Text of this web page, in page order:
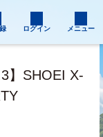
ログイン メニュー
】SHOEI X-